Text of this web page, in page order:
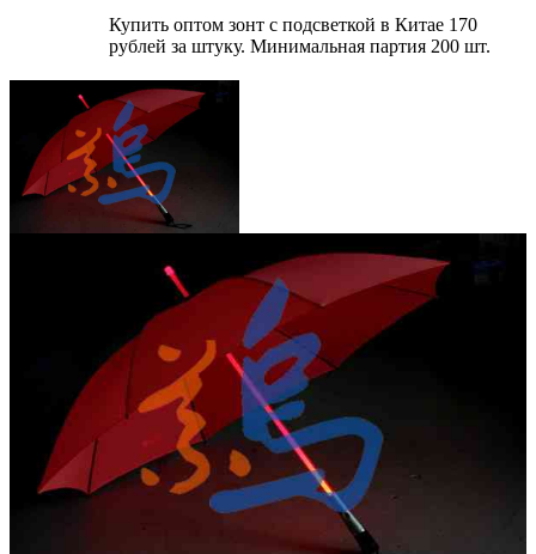
Купить оптом зонт с подсветкой в Китае 170
рублей за штуку. Минимальная партия 200 шт.